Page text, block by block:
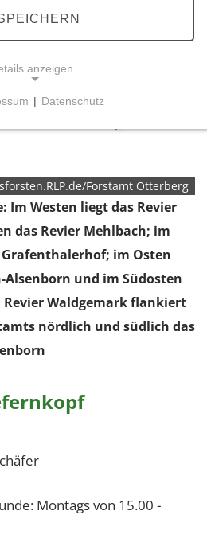
Forstamt Otterberg
Im Westen liegt das Revier
das Revier Mehlbach; im
im Osten
Alsenborn und im Südosten
Waldgemark flankiert
nördlich und südlich das
Montags von 15.00 -
anzeigen
ermöglichen grundlegende
für die einwandfreie Funktion
die ausgewählten
des Benutzers
und Social Media
zu können, werden von
Cookies gesetzt.
| Datenschutz